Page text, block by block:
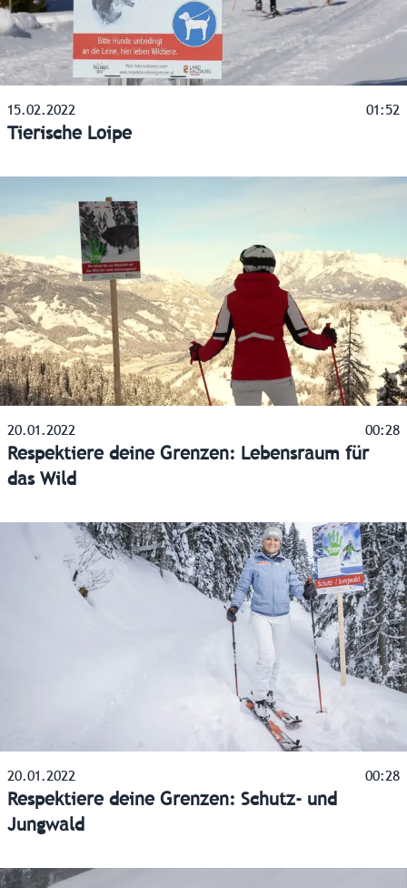
15.02.2022 01:52
Tierische Loipe
20.01.2022 00:28
Respektiere deine Grenzen: Lebensraum für
das Wild
20.01.2022 00:28
Respektiere deine Grenzen: Schutz- und
Jungwald